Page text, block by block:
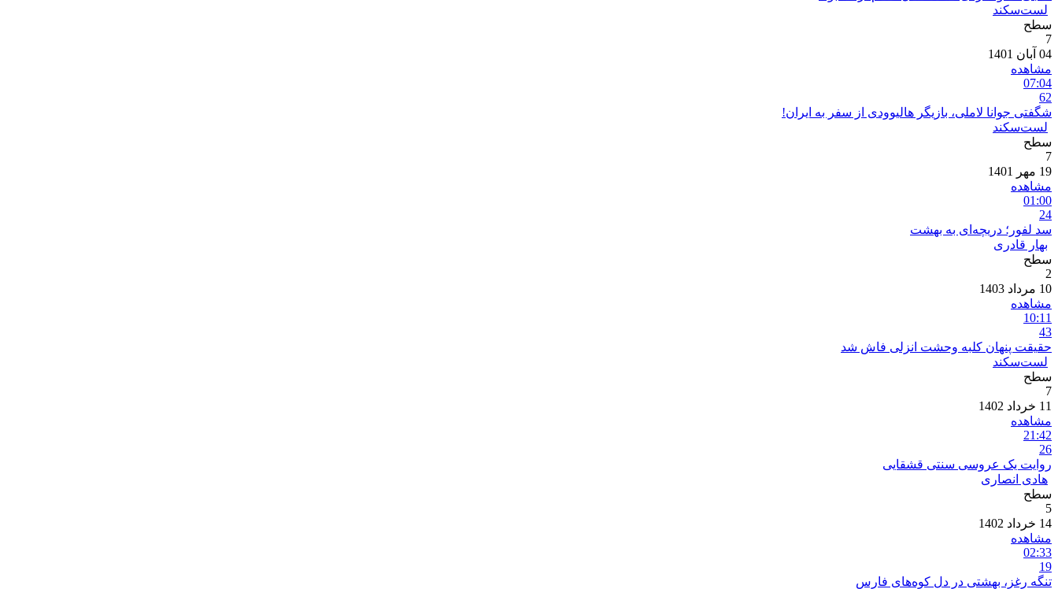
لست‌سکند
سطح
7
04 آبان 1401
مشاهده
07:04
62
شگفتی جوانا لاملی، بازیگر هالیوودی از سفر به ایران!
لست‌سکند
سطح
7
19 مهر 1401
مشاهده
01:00
24
سد لفور؛ دریچه‌ای به بهشت
بهار قادری
سطح
2
10 مرداد 1403
مشاهده
10:11
43
حقیقت پنهان کلبه وحشت انزلی فاش شد
لست‌سکند
سطح
7
11 خرداد 1402
مشاهده
21:42
26
روایت یک عروسی سنتی قشقایی
هادی انصاری
سطح
5
14 خرداد 1402
مشاهده
02:33
19
تنگه رغز، بهشتی در دل کوه‌های فارس